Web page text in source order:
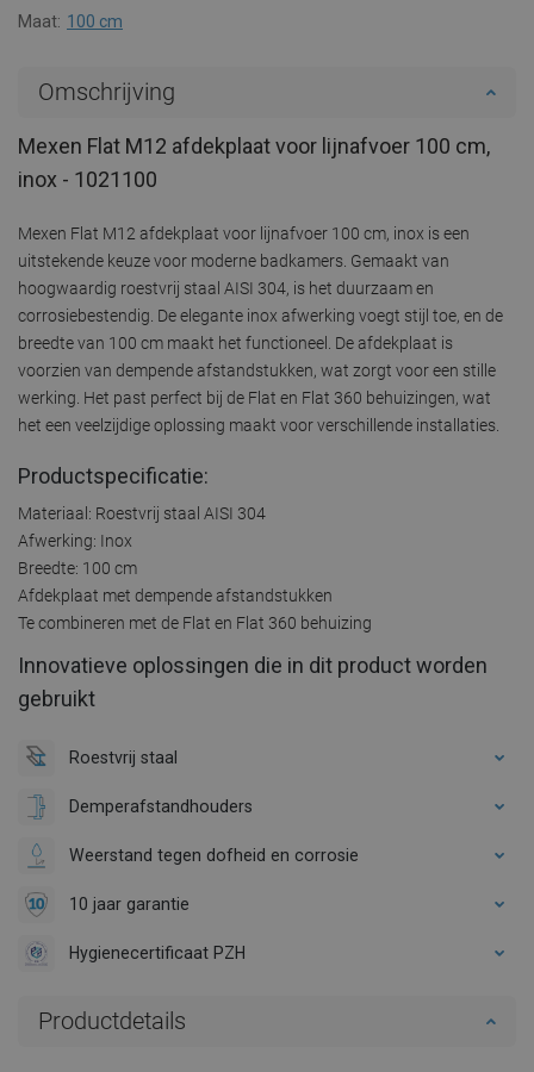
Maat: 100 cm
Omschrijving
Mexen Flat M12 afdekplaat voor lijnafvoer 100 cm,
inox - 1021100
Mexen Flat M12 afdekplaat voor lijnafvoer 100 cm, inox is een
uitstekende keuze voor moderne badkamers. Gemaakt van
hoogwaardig roestvrij staal AISI 304, is het duurzaam en
corrosiebestendig. De elegante inox afwerking voegt stijl toe, en de
breedte van 100 cm maakt het functioneel. De afdekplaat is
voorzien van dempende afstandstukken, wat zorgt voor een stille
werking. Het past perfect bij de Flat en Flat 360 behuizingen, wat
het een veelzijdige oplossing maakt voor verschillende installaties.
Productspecificatie:
Materiaal: Roestvrij staal AISI 304
Afwerking: Inox
Breedte: 100 cm
Afdekplaat met dempende afstandstukken
Te combineren met de Flat en Flat 360 behuizing
Innovatieve oplossingen die in dit product worden
gebruikt
Roestvrij staal
Demperafstandhouders
Weerstand tegen dofheid en corrosie
10 jaar garantie
Hygienecertificaat PZH
Productdetails